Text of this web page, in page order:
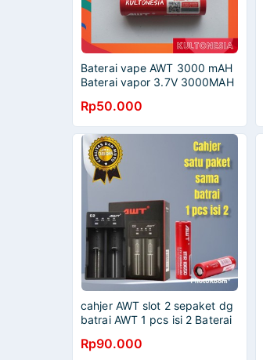
Baterai vape AWT 3000 mAH
Baterai vapor 3.7V 3000MAH
Rp50.000
cahjer AWT slot 2 sepaket dg
batrai AWT 1 pcs isi 2 Baterai
3400MAH 4800 Mah
Rp90.000